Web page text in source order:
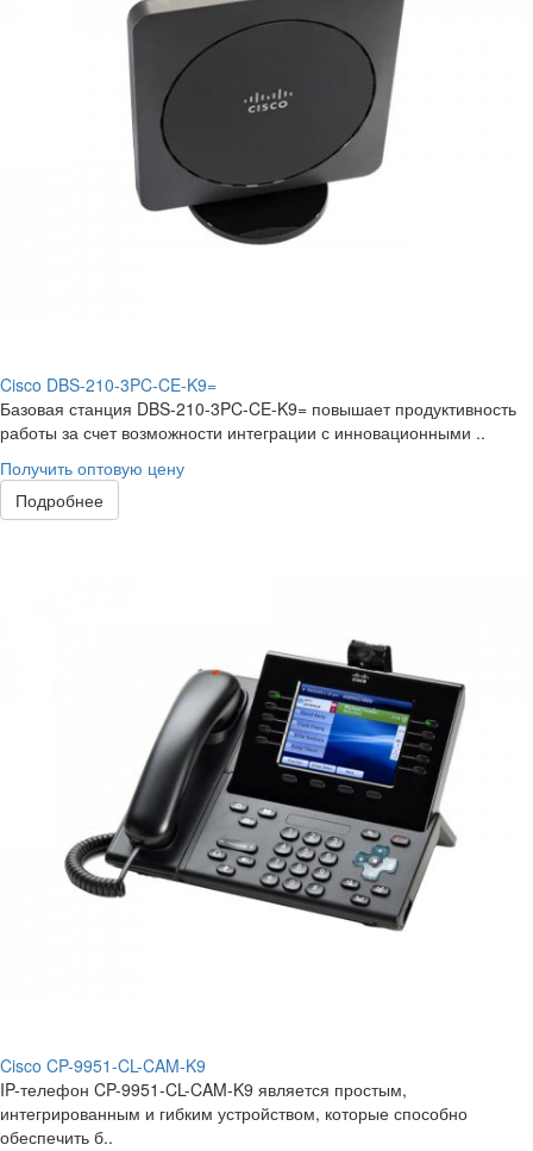
Cisco DBS-210-3PC-CE-K9=
Базовая станция DBS-210-3PC-CE-K9= повышает продуктивность
работы за счет возможности интеграции с инновационными ..
Получить оптовую цену
Подробнее
Cisco CP-9951-CL-CAM-K9
IP-телефон CP-9951-CL-CAM-K9 является простым,
интегрированным и гибким устройством, которые способно
обеспечить б..